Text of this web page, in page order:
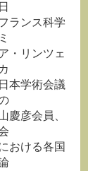
ランス科学
・リンツェ
本学術会議
慶彦会員、
おける各国